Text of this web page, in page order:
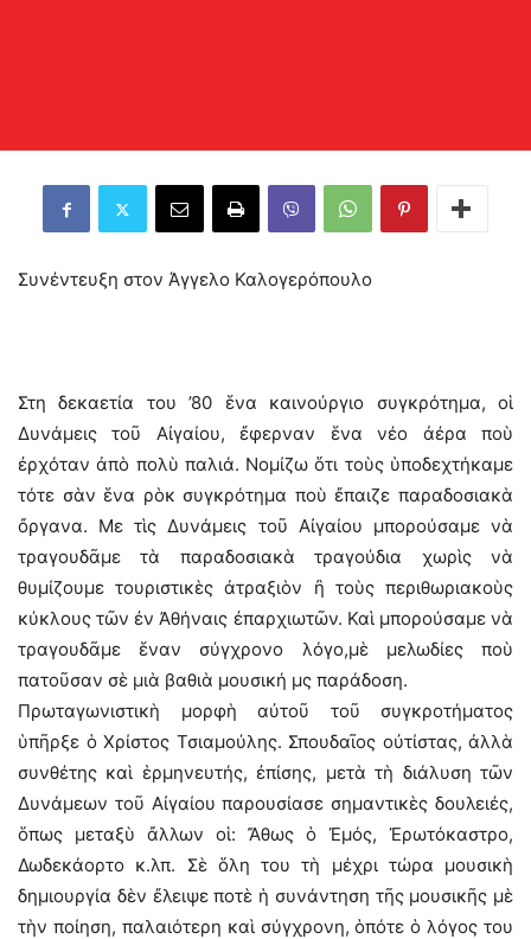
Συνέντευξη στον Άγγελο Καλογερόπουλο
Στη δεκαετία του ’80 ἕνα καινούργιο συγκρότημα, οἱ
Δυνάμεις τοῦ Αἰγαίου, ἔφερναν ἕνα νέο ἀέρα ποὺ
ἐρχόταν ἀπὸ πολὺ παλιά. Νομίζω ὅτι τοὺς ὑποδεχτήκαμε
τότε σὰν ἕνα ρὸκ συγκρότημα ποὺ ἔπαιζε παραδοσιακὰ
ὄργανα. Με τὶς Δυνάμεις τοῦ Αἰγαίου μπορούσαμε νὰ
τραγουδᾶμε τὰ παραδοσιακὰ τραγούδια χωρὶς νὰ
θυμίζουμε τουριστικὲς ἀτραξιὸν ἢ τοὺς περιθωριακοὺς
κύκλους τῶν ἐν Ἀθήναις ἐπαρχιωτῶν. Καὶ μπορούσαμε νὰ
τραγουδᾶμε ἕναν σύγχρονο λόγο,μὲ μελωδίες ποὺ
πατοῦσαν σὲ μιὰ βαθιὰ μουσική μς παράδοση.
Πρωταγωνιστικὴ μορφὴ αὐτοῦ τοῦ συγκροτήματος
ὑπῆρξε ὁ Χρίστος Τσιαμούλης. Σπουδαῖος οὐτίστας, ἀλλὰ
συνθέτης καὶ ἑρμηνευτής, ἐπίσης, μετὰ τὴ διάλυση τῶν
Δυνάμεων τοῦ Αἰγαίου παρουσίασε σημαντικὲς δουλειές,
ὅπως μεταξὺ ἄλλων οἱ: Ἄθως ὁ Ἐμός, Ἐρωτόκαστρο,
Δωδεκάορτο κ.λπ. Σὲ ὅλη του τὴ μέχρι τώρα μουσικὴ
δημιουργία δὲν ἔλειψε ποτὲ ἡ συνάντηση τῆς μουσικῆς μὲ
τὴν ποίηση, παλαιότερη καὶ σύγχρονη, ὁπότε ὁ λόγος του